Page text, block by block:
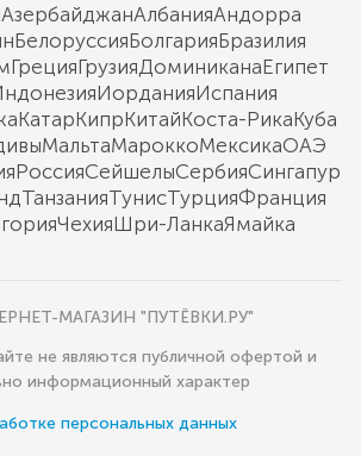
АзербайджанАлбанияАндорра
БелоруссияБолгарияБразилия
ГрецияГрузияДоминиканаЕгипет
ИорданияИспания
КатарКипрКитайКоста-РикаКуба
МальтаМароккоМексикаОАЭ
РоссияСейшелыСербияСингапур
ТанзанияТунисТурцияФранция
ЧехияШри-ЛанкаЯмайка
МАГАЗИН "ПУТЁВКИ.РУ"
не являются публичной офертой и
информационный характер
персональных данных